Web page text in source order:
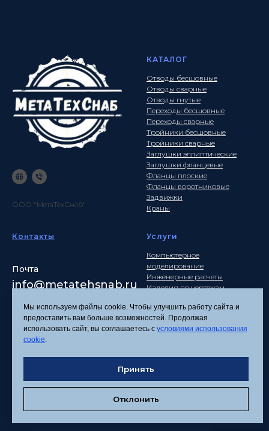
ООО "МетаТехСнаб"
КАТАЛОГ
Отводы бесшовные
Отводы сварные
Отводы гнутые
Переходы бесшовные
Переходы сварные
Тройники бесшовные
Тройники сварные
Заглушки эллиптические
Заглушки фланцевые
Фланцы плоские
Фланцы воротниковые
Задвижки
Краны
Контакты
Почта
info@metatehsnab.ru
Услуги
Компьютерное
моделирование
Инженерные расчеты
Изделия по чертежам
Политика
Согласие на обработку
персональных данных
Соглашение об
Мы используем файлы cookie. Чтобы улучшить работу сайта и
предоставить вам больше возможностей. Продолжая
использовать сайт, вы соглашаетесь с условиями использования
cookie.
Принять
Отклонить